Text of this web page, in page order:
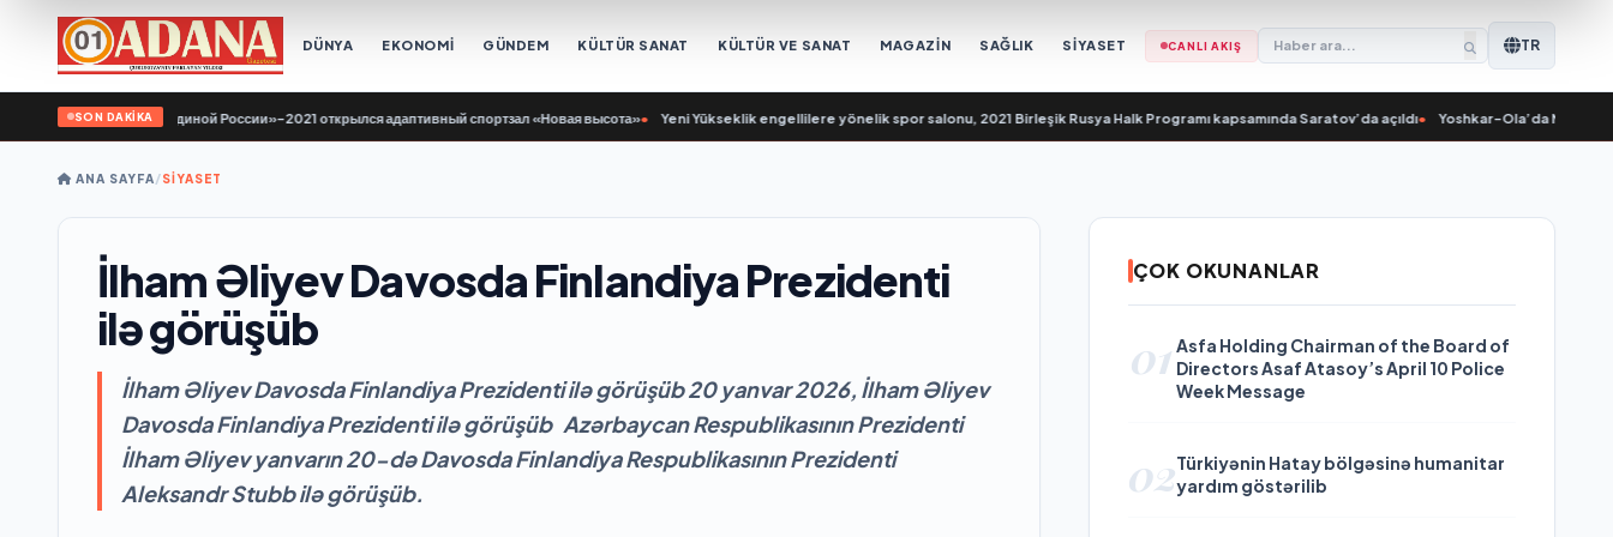
DÜNYA EKONOMİ GÜNDEM KÜLTÜR SANAT KÜLTÜR VE SANAT MAGAZİN SAĞLIK SİYASET CANLI AKIŞ TR
SON DAKİKA
программе «Единой России»-2021 открылся адаптивный спортзал «Новая высота»• Yeni Yükseklik engellilere yönelik spor salonu, 2021 Birleşik Rusya Halk Programı kapsamında Saratov’da açıldı• Yoshkar-Ola’da Nikolai Valuev,
ANA SAYFA/SİYASET
İlham Əliyev Davosda Finlandiya Prezidenti
ilə görüşüb
İlham Əliyev Davosda Finlandiya Prezidenti ilə görüşüb 20 yanvar 2026, İlham Əliyev
Davosda Finlandiya Prezidenti ilə görüşüb Azərbaycan Respublikasının Prezidenti
İlham Əliyev yanvarın 20-də Davosda Finlandiya Respublikasının Prezidenti
Aleksandr Stubb ilə görüşüb.
ÇOK OKUNANLAR
01 Asfa Holding Chairman of the Board of
Directors Asaf Atasoy’s April 10 Police
Week Message
02Türkiyənin Hatay bölgəsinə humanitar
yardım göstərilib